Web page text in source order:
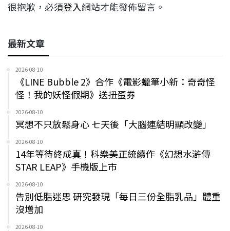
很抱歉，必須登入網站才能發佈留言。
最新文章
2026-08-10
《LINE Bubble 2》合作《電影蠟筆小新：奇奇怪
怪！我的妖怪假期》送扭蛋券
2026-08-10
冥想不只放鬆身心 七天後「大腦連結明顯改變」
2026-08-10
14年等待終成真！科樂美正統續作《幻想水滸傳
STAR LEAP》手機版上市
2026-08-10
告別低脂迷思 研究發現「每日三份全脂乳品」體重
沒增加
2026-08-10